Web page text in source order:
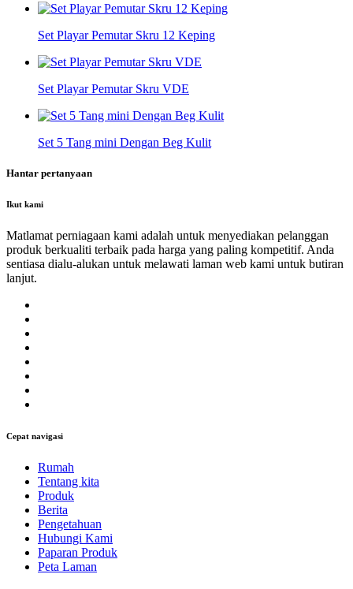
Set Playar Pemutar Skru 12 Keping
Set Playar Pemutar Skru VDE
Set 5 Tang mini Dengan Beg Kulit
Hantar pertanyaan
Ikut kami
Matlamat perniagaan kami adalah untuk menyediakan pelanggan
produk berkualiti terbaik pada harga yang paling kompetitif. Anda
sentiasa dialu-alukan untuk melawati laman web kami untuk butiran
lanjut.
Cepat navigasi
Rumah
Tentang kita
Produk
Berita
Pengetahuan
Hubungi Kami
Paparan Produk
Peta Laman